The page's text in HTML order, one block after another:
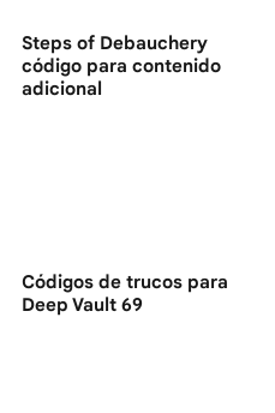
Steps of Debauchery
código para contenido
adicional
Códigos de trucos para
Deep Vault 69